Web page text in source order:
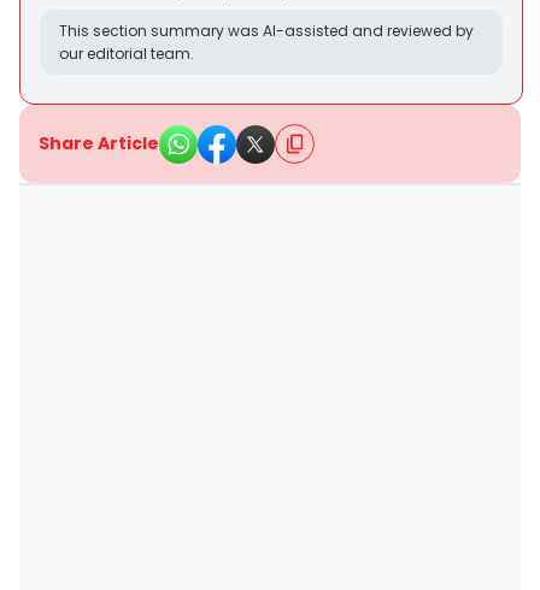
This section summary was AI-assisted and reviewed by
our editorial team.
Share Article